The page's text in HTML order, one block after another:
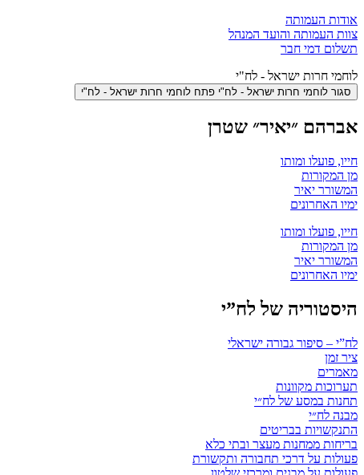
אודות העמותה
צוות העמותה והועד המנהל
תשלום דמי חבר
לוחמי חרות ישראל - לח"י
סגור לוחמי חרות ישראל - לח"י פתח לוחמי חרות ישראל - לח"י
אברהם ״יאיר״ שטרן
חייו, פועלו ומותו
מן המקורות
המשורר יאיר
ימיו האחרונים
חייו, פועלו ומותו
מן המקורות
המשורר יאיר
ימיו האחרונים
היסטוריה של לח”י
לח”י – סיפור גבורה ישראלי
ציר זמן
מאמרים
תערוכות מקוונות
תחנות במסע של לח״י
מבנה לח״י
התנקשויות בבריטים
בריחות ממחנות מעצר ובתי כלא
פעולות על דרכי תחבורה ותקשורת